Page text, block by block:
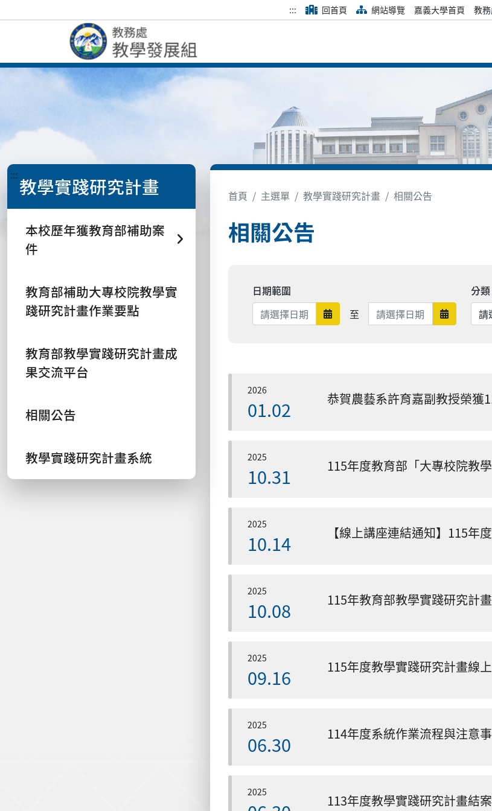
::: 回首頁 網站導覽 嘉義大學首頁 教
::: 教學實踐研究計畫
本校歷年獲教育部補助案
件
教育部補助大專校院教學實
踐研究計畫作業要點
教育部教學實踐研究計畫成
果交流平台
相關公告
教學實踐研究計畫系統
首頁 主選單 教學實踐研究計畫 相關公告
相關公告
日期範圍
日期範圍開始
至 日期範圍結束 日期範圍
分類
2026
01.02 恭賀農藝系許育嘉副教授榮獲
2025
10.31
2025
10.14 【線上講座連結通知】115年
2025
10.08 115年教育部教學實踐研究計
2025
09.16 115年度教學實踐研究計畫線
2025
06.30 114年度系統作業流程與注意
2025
113年度教學實踐研究計畫結